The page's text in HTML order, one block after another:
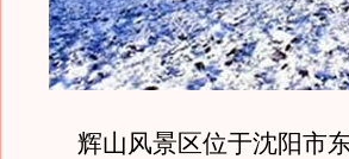
辉山风景区位于沈阳市